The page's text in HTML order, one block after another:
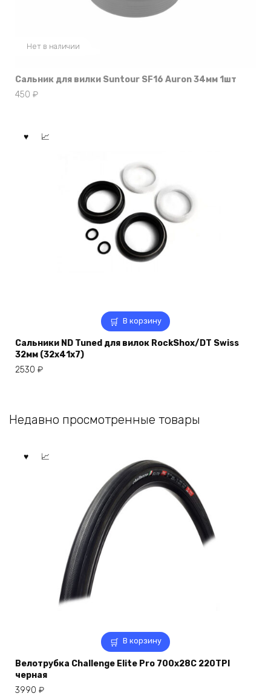
Нет в наличии
Сальник для вилки Suntour SF16 Auron 34мм 1шт
450 ₽
В корзину
Сальники ND Tuned для вилок RockShox/DT Swiss
32мм (32x41x7)
2530 ₽
Недавно просмотренные товары
В корзину
Велотрубка Challenge Elite Pro 700x28C 220TPI
черная
3990 ₽